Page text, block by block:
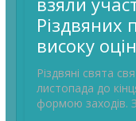
Різдвяних
високу
Різдвяні свята
листопада до
формою заходів.